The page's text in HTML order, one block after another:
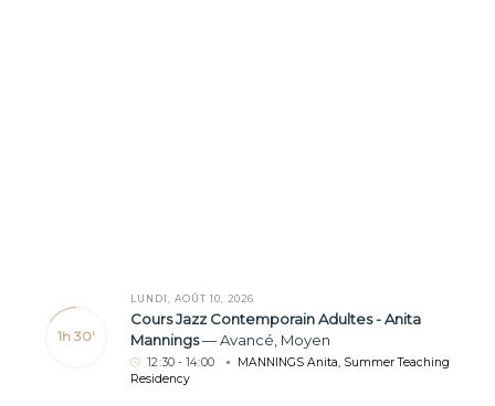
1h 30'
LUNDI, AOÛT 10, 2026
Cours Jazz Contemporain Adultes - Anita
Mannings—Avancé Moyen
12:30 - 14:00 MANNINGS Anita, Summer Teaching
Residency